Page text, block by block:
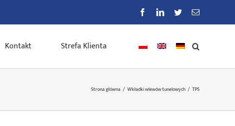
FacebookLinkedIn
TwitterE-
Kontakt Strefa Klienta
Strona główna / Wkładki wlewów tunelowych / TPS